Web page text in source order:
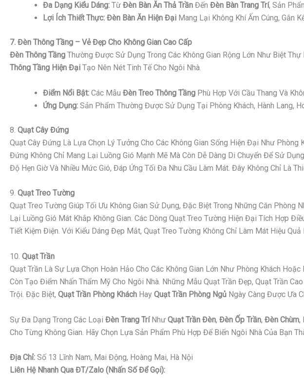
Đa Dạng Kiểu Dáng: Từ Đèn Bàn Ăn Thả Trần Đến Đèn Bàn Trang Trí, Sản
Lợi Ích Thiết Thực: Đèn Bàn Ăn Hiện Đại Mang Lại Không Khí Ấm Cúng, Gắn
7. Đèn Thông Tầng – Vẻ Đẹp Cho Không Gian Cao Cấp
Đèn Thông Tầng Thường Được Sử Dụng Trong Các Không Gian Rộng Lớn Như Biệt Thự
Thông Tầng Hiện Đại Tạo Nên Nét Tinh Tế Cho Ngôi Nhà.
Điểm Nổi Bật: Các Mẫu Đèn Treo Thông Tầng Phù Hợp Với Cầu Thang Và
Ứng Dụng: Sản Phẩm Thường Được Sử Dụng Tại Phòng Khách, Hành Lang,
8. Quạt Cây Đứng
Quạt Cây Đứng Là Lựa Chọn Lý Tưởng Cho Các Không Gian Sống Hiện Đại Như
Đứng Không Chỉ Mang Lại Luồng Gió Mạnh Mẽ Mà Còn Dễ Dàng Di Chuyển Để Sử
Độ Hẹn Giờ Và Nhiều Mức Gió, Đáp Ứng Tối Đa Nhu Cầu Làm Mát. Đây Không Chỉ Là
9. Quạt Treo Tường
Quạt Treo Tường Giúp Tối Ưu Không Gian Sử Dụng, Đặc Biệt Trong Những Căn Phòng
Lại Luồng Gió Mát Khắp Không Gian. Các Dòng Quạt Treo Tường Hiện Đại Tích Hợp
Tiết Kiệm Điện. Với Kiểu Dáng Đẹp Mắt, Quạt Treo Tường Không Chỉ Làm Mát Hiệu
10. Quạt Trần
Quạt Trần Là Sự Lựa Chọn Hoàn Hảo Cho Các Không Gian Lớn Như Phòng Khách
Còn Tạo Điểm Nhấn Thẩm Mỹ Cho Ngôi Nhà. Những Mẫu Quạt Trần Đẹp, Quạt Trần
Trội. Đặc Biệt, Quạt Trần Phòng Khách Hay Quạt Trần Phòng Ngủ Ngày Càng Được Ưa
Sự Đa Dạng Trong Các Loại Đèn Trang TríNhư Quạt Trần Đèn, Đèn Ốp Trần, Đèn Chùm,
Cho Từng Không Gian. Hãy Chọn Lựa Sản Phẩm Phù Hợp Để Biến Ngôi Nhà Của Bạn
Địa Chỉ: Số 13 Lĩnh Nam, Mai Động, Hoàng Mai, Hà Nội
Liên Hệ Nhanh Qua ĐT/Zalo (nhấn Số Để Gọi):